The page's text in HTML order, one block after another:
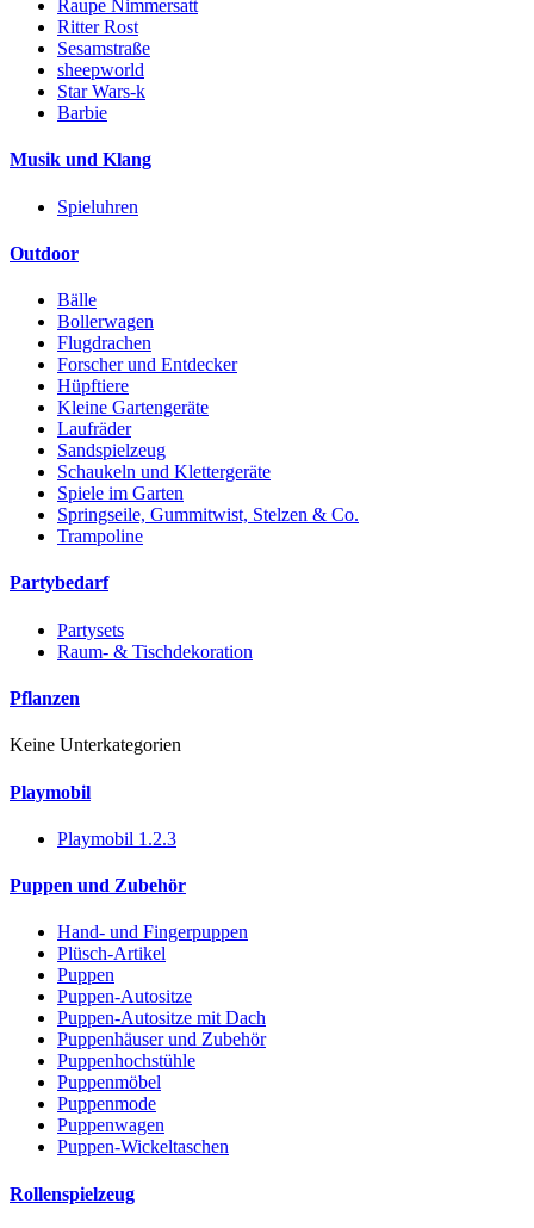
Raupe Nimmersatt
Ritter Rost
Sesamstraße
sheepworld
Star Wars-k
Barbie
Musik und Klang
Spieluhren
Outdoor
Bälle
Bollerwagen
Flugdrachen
Forscher und Entdecker
Hüpftiere
Kleine Gartengeräte
Laufräder
Sandspielzeug
Schaukeln und Klettergeräte
Spiele im Garten
Springseile, Gummitwist, Stelzen & Co.
Trampoline
Partybedarf
Partysets
Raum- & Tischdekoration
Pflanzen
Keine Unterkategorien
Playmobil
Playmobil 1.2.3
Puppen und Zubehör
Hand- und Fingerpuppen
Plüsch-Artikel
Puppen
Puppen-Autositze
Puppen-Autositze mit Dach
Puppenhäuser und Zubehör
Puppenhochstühle
Puppenmöbel
Puppenmode
Puppenwagen
Puppen-Wickeltaschen
Rollenspielzeug